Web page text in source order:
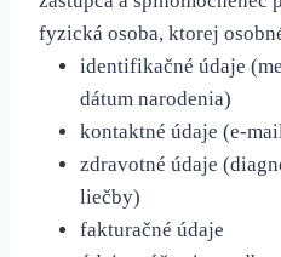
fyzická osoba, ktorej
identifikačné údaje
dátum narodenia)
kontaktné údaje (e-
zdravotné údaje
liečby)
fakturačné údaje